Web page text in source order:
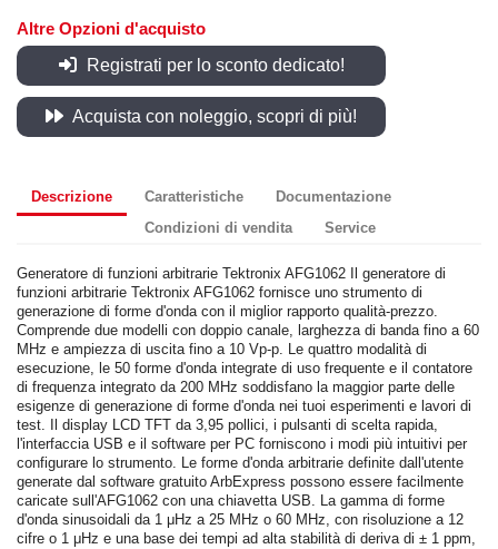
Altre Opzioni d'acquisto
Registrati per lo sconto dedicato!
Acquista con noleggio, scopri di più!
Descrizione Caratteristiche
Documentazione
Condizioni di vendita
Service
Generatore di funzioni arbitrarie Tektronix AFG1062 Il generatore di
funzioni arbitrarie Tektronix AFG1062 fornisce uno strumento di
generazione di forme d'onda con il miglior rapporto qualità-prezzo.
Comprende due modelli con doppio canale, larghezza di banda fino a 60
MHz e ampiezza di uscita fino a 10 Vp-p. Le quattro modalità di
esecuzione, le 50 forme d'onda integrate di uso frequente e il contatore
di frequenza integrato da 200 MHz soddisfano la maggior parte delle
esigenze di generazione di forme d'onda nei tuoi esperimenti e lavori di
test. Il display LCD TFT da 3,95 pollici, i pulsanti di scelta rapida,
l'interfaccia USB e il software per PC forniscono i modi più intuitivi per
configurare lo strumento. Le forme d'onda arbitrarie definite dall'utente
generate dal software gratuito ArbExpress possono essere facilmente
caricate sull'AFG1062 con una chiavetta USB. La gamma di forme
d'onda sinusoidali da 1 μHz a 25 MHz o 60 MHz, con risoluzione a 12
cifre o 1 μHz e una base dei tempi ad alta stabilità di deriva di ± 1 ppm,